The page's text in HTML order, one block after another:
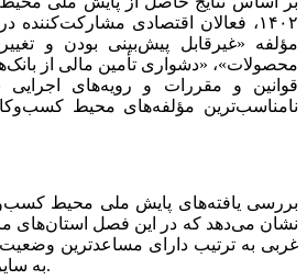
۱۴۰۲، فعالان اقتصادی
مؤلفه «غیرقابل پیش‌بینی بودن و
محصولات»، «دشواری تأمین مالی از
قوانین و مقررات و رویه‌های اجرایی
نامناسب‌ترین مؤلفه‌های محیط
نشان می‌دهد که در این فصل استان‌های
غربی به ترتیب دارای مساعدترین
به سایر استان‌ها ارزیابی شده‌اند.